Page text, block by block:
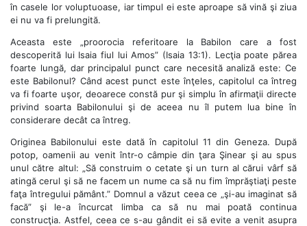
în casele lor voluptuoase, iar timpul ei este aproape să vină şi ziua
ei nu va fi prelungită.
Aceasta este „proorocia referitoare la Babilon care a fost
descoperită lui Isaia fiul lui Amos” (Isaia 13:1). Lecţia poate părea
foarte lungă, dar principalul punct care necesită analiză este: Ce
este Babilonul? Când acest punct este înţeles, capitolul ca întreg
va fi foarte uşor, deoarece constă pur şi simplu în afirmaţii directe
privind soarta Babilonului şi de aceea nu îl putem lua bine în
considerare decât ca întreg.
Originea Babilonului este dată în capitolul 11 din Geneza. După
potop, oamenii au venit într-o câmpie din ţara Şinear şi au spus
unul către altul: „Să construim o cetate şi un turn al cărui vârf să
atingă cerul şi să ne facem un nume ca să nu fim împrăştiaţi peste
faţa întregului pământ.” Domnul a văzut ceea ce „şi-au imaginat să
facă” şi le-a încurcat limba ca să nu mai poată continua
construcţia. Astfel, ceea ce s-au gândit ei să evite a venit asupra